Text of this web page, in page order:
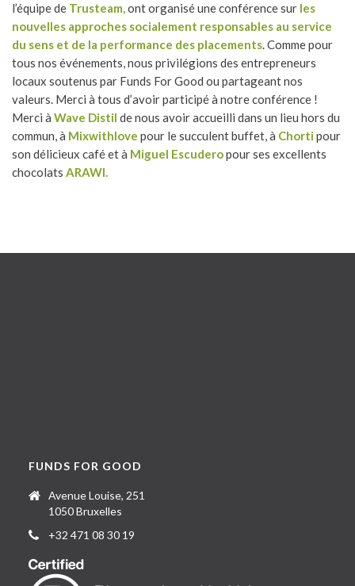
l’équipe de Trusteam,ont organisé une conférence sur les
nouvelles approches socialement responsables au service
du sens et de la performance des placements. Comme pour
tous nos événements, nous privilégions des entrepreneurs
locaux soutenus par Funds For Good ou partageant nos
valeurs. Merci à tous d’avoir participé à notre conférence !
Merci à Wave Distil de nous avoir accueilli dans un lieu hors du
commun, à Mixwithlove pour le succulent buffet, à Chortipour
son délicieux café et à Miguel Escuderopour ses excellents
chocolats ARAWI.
FUNDS FOR GOOD
Avenue Louise, 251
1050 Bruxelles
+32 471 08 30 19